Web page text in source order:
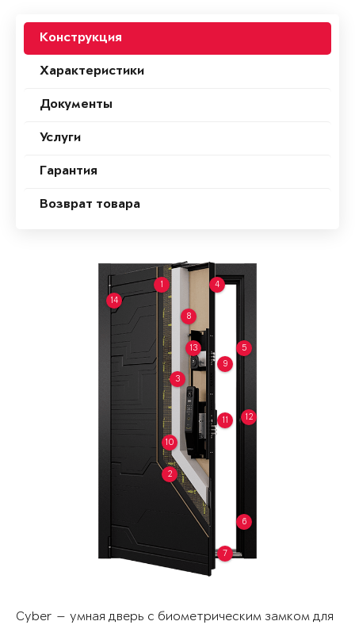
Конструкция
Характеристики
Документы
Услуги
Гарантия
Возврат товара
1
2
3
4
5
6
7
8
9
10
11 12
13
14
Cyber — умная дверь с биометрическим замком для